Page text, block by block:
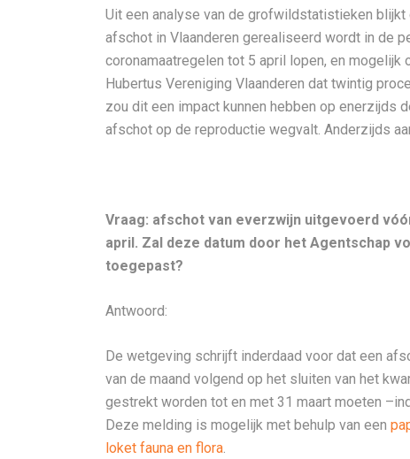
Uit een analyse van de grofwildstatistieken
afschot in Vlaanderen gerealiseerd wordt in de
coronamaatregelen tot 5 april lopen, en mogelijk
Hubertus Vereniging Vlaanderen dat twintig
zou dit een impact kunnen hebben op enerzijds
afschot op de reproductie wegvalt. Anderzijds
Vraag: afschot van everzwijn uitgevoerd
april. Zal deze datum door het Agentschap
toegepast?
Antwoord:
De wetgeving schrijft inderdaad voor dat een
van de maand volgend op het sluiten van het
gestrekt worden tot en met 31 maart moeten
Deze melding is mogelijk met behulp van een
loket fauna en flora.